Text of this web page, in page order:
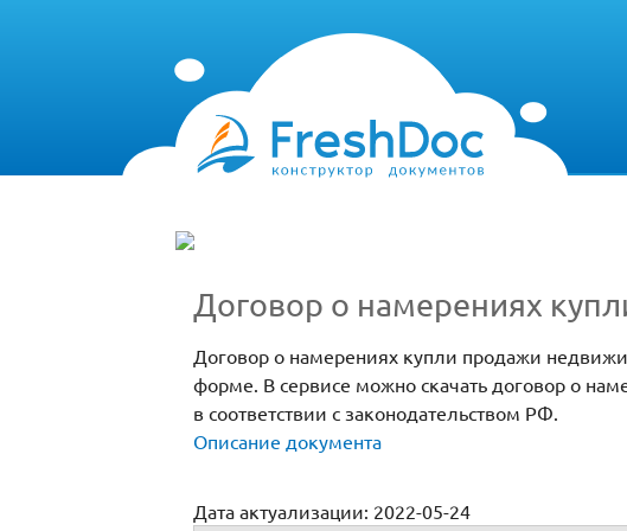
Договор о намерениях
Договор о намерениях купли продажи
форме. В сервисе можно скачать договор о
в соответствии с законодательством РФ.
Описание документа
Дата актуализации: 2022-05-24